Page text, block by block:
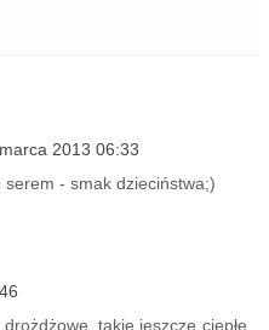
2013 06:33
serem - smak dzieciństwa;)
takie jeszcze ciepłe ,